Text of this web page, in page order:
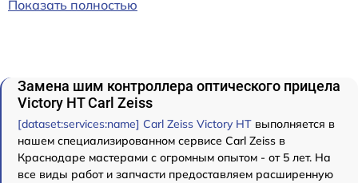
Показать полностью
Замена шим контроллера оптического прицела
Victory HT Carl Zeiss
[dataset:services:name] Carl Zeiss Victory HT выполняется в
нашем специализированном сервисе Carl Zeiss в
Краснодаре мастерами с огромным опытом - от 5 лет. На
все виды работ и запчасти предоставляем расширенную